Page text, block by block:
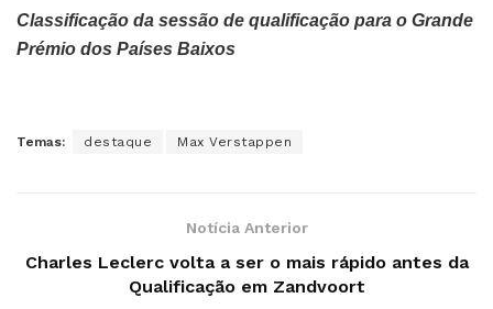
Classificação da sessão de qualificação para o Grande
Prémio dos Países Baixos
Temas: destaque Max Verstappen
Notícia Anterior
Charles Leclerc volta a ser o mais rápido antes da
Qualificação em Zandvoort